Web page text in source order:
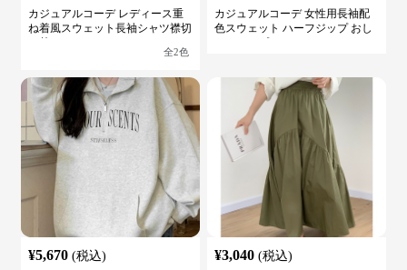
カジュアルコーデ レディース重
ね着風スウェット長袖シャツ襟切
全2色
カジュアルコーデ 女性用長袖配
色スウェット ハーフジップ おし
¥5,670 (税込) ¥3,040 (税込)